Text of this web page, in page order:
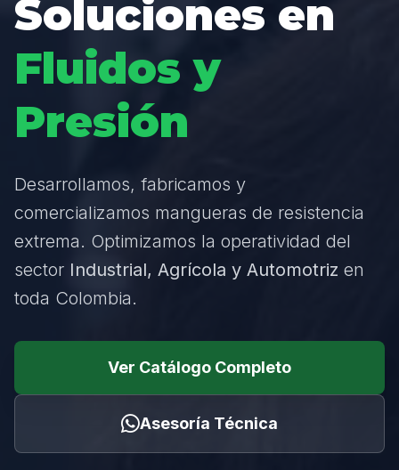
Soluciones en
Fluidos y
Presión
Desarrollamos, fabricamos y
comercializamos mangueras de resistencia
extrema. Optimizamos la operatividad del
sector Industrial, Agrícola y Automotriz en
toda Colombia.
Ver Catálogo Completo
Asesoría Técnica